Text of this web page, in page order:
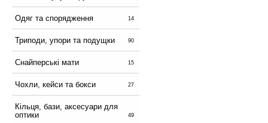
Одяг та спорядження 14
Триподи, упори та подущки 90
Снайперські мати 15
Чохли, кейси та бокси 27
Кільця, бази, аксесуари для
оптики
49